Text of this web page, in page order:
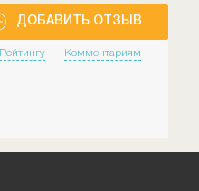
ДОБАВИТЬ ОТЗЫВ
Рейтингу Комментариям